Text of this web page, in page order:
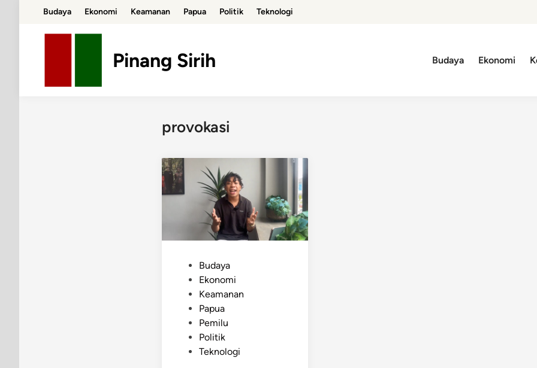
content
Budaya Ekonomi Keamanan Papua Politik Teknologi
Pinang Sirih Budaya Ekonomi
provokasi
Budaya
Ekonomi
Keamanan
Papua
Pemilu
Politik
Teknologi